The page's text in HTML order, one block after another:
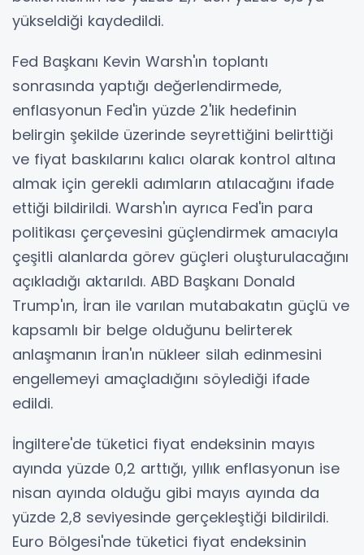
yükseldiği kaydedildi.
Fed Başkanı Kevin Warsh'ın toplantı
sonrasında yaptığı değerlendirmede,
enflasyonun Fed'in yüzde 2'lik hedefinin
belirgin şekilde üzerinde seyrettiğini belirttiği
ve fiyat baskılarını kalıcı olarak kontrol altına
almak için gerekli adımların atılacağını ifade
ettiği bildirildi. Warsh'ın ayrıca Fed'in para
politikası çerçevesini güçlendirmek amacıyla
çeşitli alanlarda görev güçleri oluşturulacağını
açıkladığı aktarıldı. ABD Başkanı Donald
Trump'ın, İran ile varılan mutabakatın güçlü ve
kapsamlı bir belge olduğunu belirterek
anlaşmanın İran'ın nükleer silah edinmesini
engellemeyi amaçladığını söylediği ifade
edildi.
İngiltere'de tüketici fiyat endeksinin mayıs
ayında yüzde 0,2 arttığı, yıllık enflasyonun ise
nisan ayında olduğu gibi mayıs ayında da
yüzde 2,8 seviyesinde gerçekleştiği bildirildi.
Euro Bölgesi'nde tüketici fiyat endeksinin